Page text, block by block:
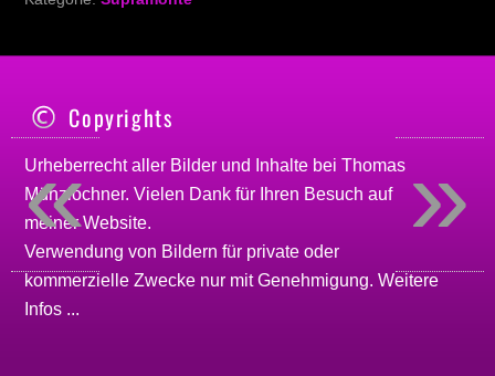
Copyrights
Urheberrecht aller Bilder und Inhalte beiThomas
Münzlochner. Vielen Dank für Ihren Besuch auf
meinerWebsite.
Verwendung von Bildern für private oder
kommerzielle Zwecke nur mit Genehmigung.Weitere
Infos ...
»
«